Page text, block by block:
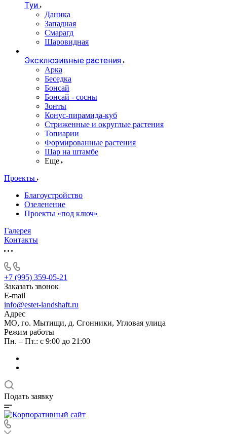
Туи
Даника
Западная
Смарагд
Шаровидная
Эксклюзивные растения
Арка
Беседка
Бонсай
Бонсай - сосны
Зонты
Конус-пирамида-куб
Стриженные и округлые растения
Топиарии
Формированные растения
Шар на штамбе
Еще
Проекты
Благоустройство
Озеленение
Проекты «под ключ»
Галерея
Контакты
+7 (995) 359-05-21
Заказать звонок
E-mail
info@estet-landshaft.ru
Адрес
МО, го. Мытищи, д. Сгонники, Угловая улица
Режим работы
Пн. – Пт.: с 9:00 до 21:00
Подать заявку